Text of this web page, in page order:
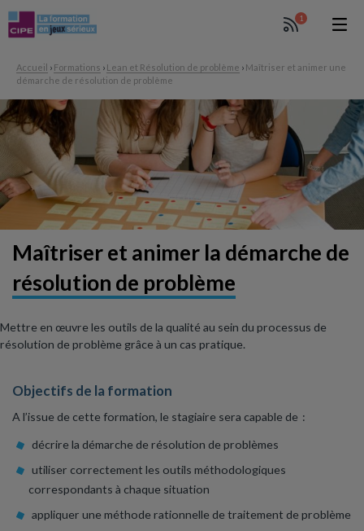
1
Accueil › Formations › Lean et Résolution de problème › Maîtriser et animer une
démarche de résolution de problème
Maîtriser et animer la démarche de
résolution de problème
Mettre en œuvre les outils de la qualité au sein du processus de
résolution de problème grâce à un cas pratique.
Objectifs de la formation
A l’issue de cette formation, le stagiaire sera capable de :
décrire la démarche de résolution de problèmes
utiliser correctement les outils méthodologiques
correspondants à chaque situation
appliquer une méthode rationnelle de traitement de problème